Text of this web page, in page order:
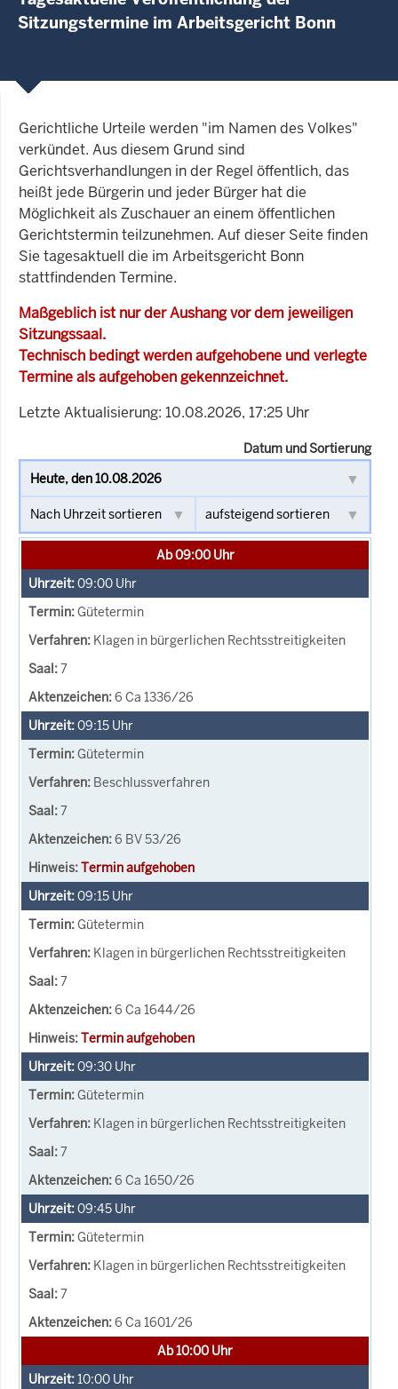
Sitzungstermine im Arbeitsgericht Bonn
Gerichtliche Urteile werden "im Namen des Volkes"
verkündet. Aus diesem Grund sind
Gerichtsverhandlungen in der Regel öffentlich, das
heißt jede Bürgerin und jeder Bürger hat die
Möglichkeit als Zuschauer an einem öffentlichen
Gerichtstermin teilzunehmen. Auf dieser Seite finden
Sie tagesaktuell die im Arbeitsgericht Bonn
stattfindenden Termine.
Maßgeblich ist nur der Aushang vor dem jeweiligen
Sitzungssaal.
Technisch bedingt werden aufgehobene und verlegte
Termine als aufgehoben gekennzeichnet.
Letzte Aktualisierung: 10.08.2026, 17:25 Uhr
Datum und Sortierung
Ab 09:00 Uhr
09:00 Uhr
Gütetermin
Klagen in bürgerlichen Rechtsstreitigkeiten
7
6 Ca 1336/26
09:15 Uhr
Gütetermin
Beschlussverfahren
7
6 BV 53/26
Termin aufgehoben
09:15 Uhr
Gütetermin
Klagen in bürgerlichen Rechtsstreitigkeiten
7
6 Ca 1644/26
Termin aufgehoben
09:30 Uhr
Gütetermin
Klagen in bürgerlichen Rechtsstreitigkeiten
7
6 Ca 1650/26
09:45 Uhr
Gütetermin
Klagen in bürgerlichen Rechtsstreitigkeiten
7
6 Ca 1601/26
Ab 10:00 Uhr
10:00 Uhr